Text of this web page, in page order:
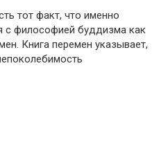
тот факт, что именно
с философией буддизма как
Книга перемен указывает,